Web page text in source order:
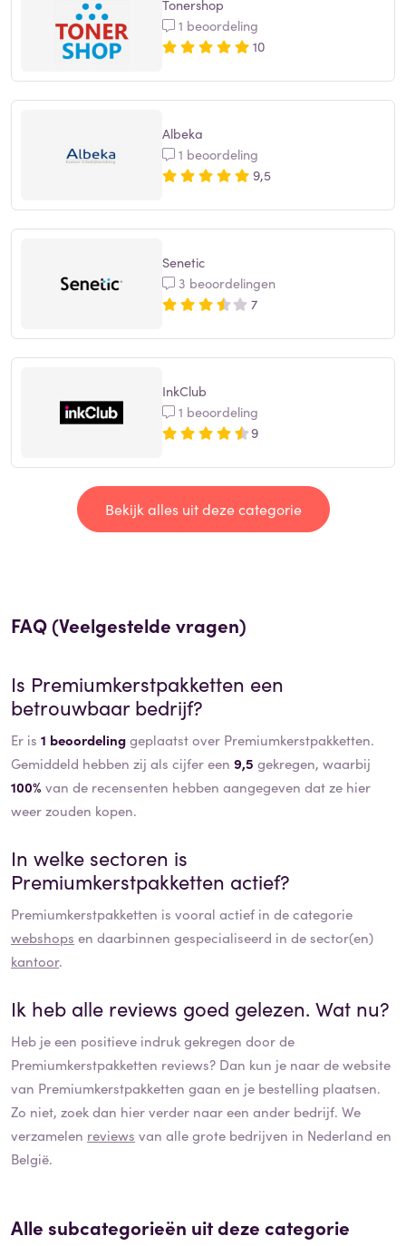
Tonershop
1 beoordeling
10
Albeka
1 beoordeling
9,5
Senetic
3 beoordelingen
7
InkClub
1 beoordeling
9
Bekijk alles uit deze categorie
FAQ (Veelgestelde vragen)
Is Premiumkerstpakketten een
betrouwbaar bedrijf?
Er is 1 beoordelinggeplaatst over Premiumkerstpakketten.
Gemiddeld hebben zij als cijfer een 9,5 gekregen, waarbij
100% van de recensenten hebben aangegeven dat ze hier
weer zouden kopen.
In welke sectoren is
Premiumkerstpakketten actief?
Premiumkerstpakketten is vooral actief in de categorie
webshops en daarbinnen gespecialiseerd in de sector(en)
kantoor.
Ik heb alle reviews goed gelezen. Wat nu?
Heb je een positieve indruk gekregen door de
Premiumkerstpakketten reviews? Dan kun je naar de website
van Premiumkerstpakketten gaan en je bestelling plaatsen.
Zo niet, zoek dan hier verder naar een ander bedrijf. We
verzamelen reviews van alle grote bedrijven in Nederland en
België.
Alle subcategorieën uit deze categorie